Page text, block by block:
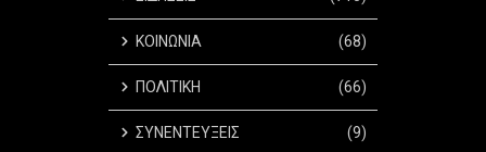
ΚΟΙΝΩΝΙΑ (68)
ΠΟΛΙΤΙΚΗ (66)
ΣΥΝΕΝΤΕΥΞΕΙΣ (9)